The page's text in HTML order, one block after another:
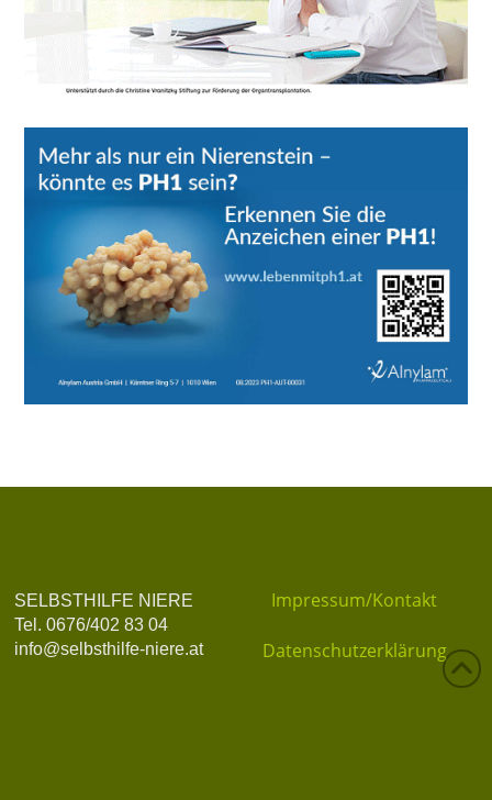
SELBSTHILFE NIERE
Tel. 0676/402 83 04
info@selbsthilfe-niere.at
Impressum/Kontakt
Datenschutzerklärung